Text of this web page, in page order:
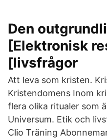
Den
[Elektronisk
[livsfrågor
Att leva som kristen.
Kristendomens Inom
flera olika ritualer som
Universum. Etik och
Clio Träning